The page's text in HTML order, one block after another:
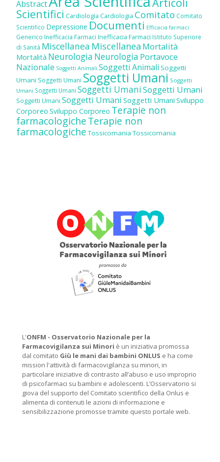
Abstract
Scientifici Cardiologia Cardiologia Comitato Comitato
Scientifico Depressione Documenti Efficacia farmaci
Generico Inefficacia Farmaci Inefficacia Farmaci Istituto Superiore
di Sanità Miscellanea Miscellanea Mortalità
Mortalità Neurologia Neurologia Portavoce
Nazionale Soggetti Animali Soggetti Animali Soggetti
Umani Soggetti Umani Soggetti Umani Soggetti
Umani Soggetti Umani Soggetti UmaniSoggetti Umani
Soggetti Umani Soggetti Umani Soggetti Umani Sviluppo
Corporeo Sviluppo Corporeo Terapie non
farmacologicheTerapie non
farmacologiche Tossicomania Tossicomania
L'ONFM - Osservatorio Nazionale per la
Farmacovigilanza sui Minori è un iniziativa promossa
dal comitato Giù le mani dai bambini ONLUS e ha come
mission l'attività di farmacovigilanza su minori, in
particolare iniziative di contrasto all’abuso e uso improprio
di psicofarmaci su bambini e adolescenti. L’Osservatorio si
giova del supporto del Comitato scientifico della Onlus e
alimenta di contenuti le azioni di informazione e
sensibilizzazione promosse tramite questo portale web.